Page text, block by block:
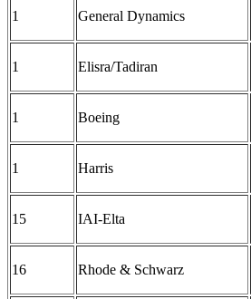
1 General Dynamics
1 Elisra/Tadiran
1 Boeing
1 Harris
15 IAI-Elta
16 Rhode & Schwarz